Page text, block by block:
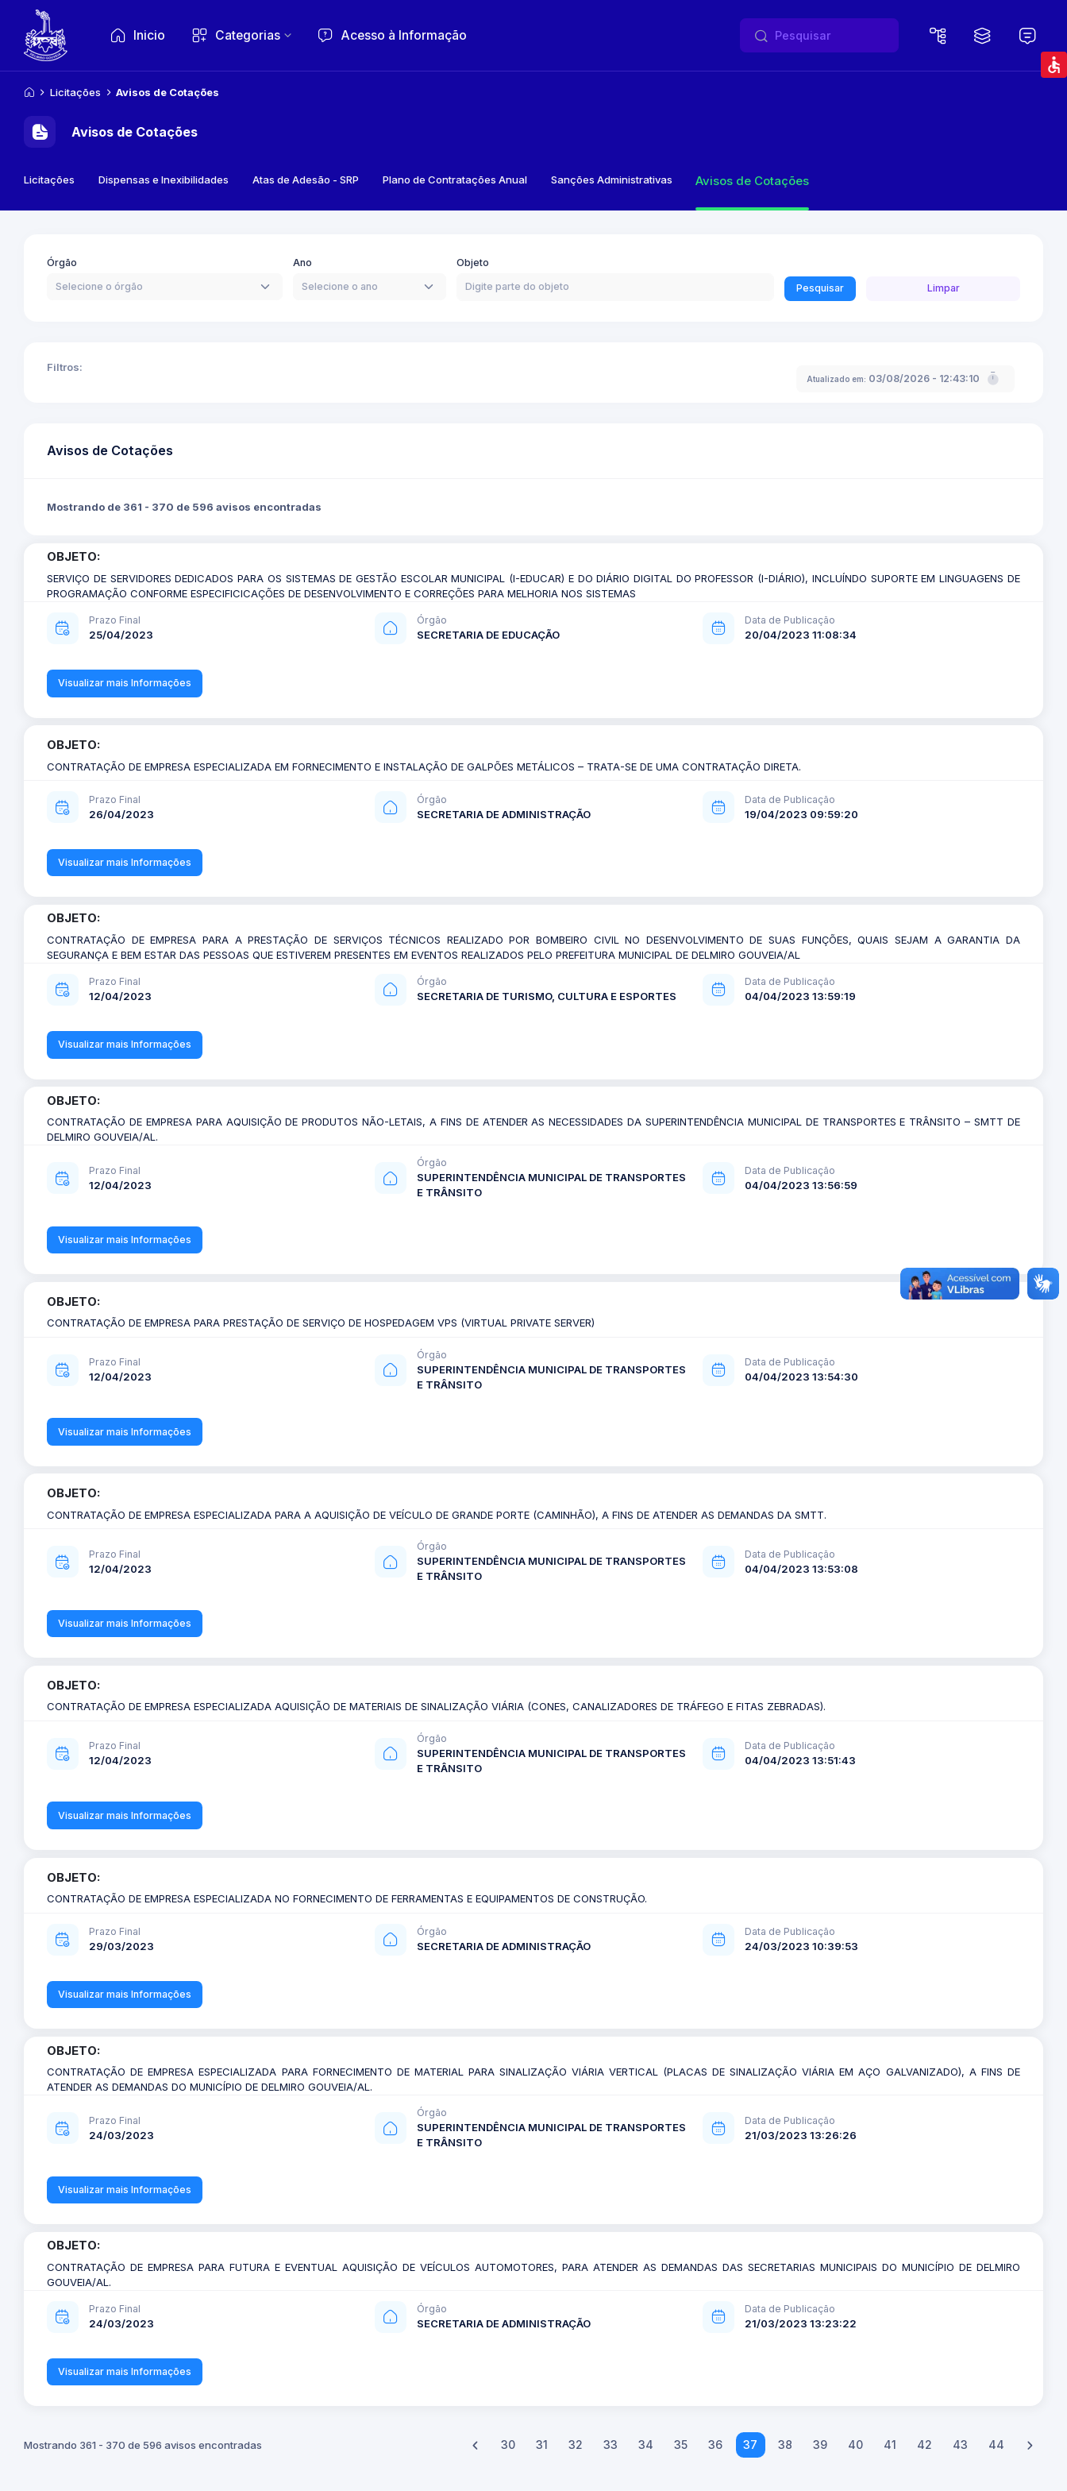
Inicio Categorias Acesso à Informação
Licitações Avisos de Cotações
Avisos de Cotações
Licitações Dispensas e Inexibilidades Atas de Adesão - SRP Plano de Contratações Anual Sanções Administrativas Avisos de Cotações
Órgão
Selecione o órgão
Ano
Selecione o ano
Objeto
Pesquisar Limpar
Filtros:
Atualizado em: 03/08/2026 - 12:43:10
Avisos de Cotações
Mostrando de 361 - 370 de 596 avisos encontradas
OBJETO:
SERVIÇO DE SERVIDORES DEDICADOS PARA OS SISTEMAS DE GESTÃO ESCOLAR MUNICIPAL (I-EDUCAR) E DO DIÁRIO DIGITAL DO PROFESSOR (I-DIÁRIO), INCLUÍNDO SUPORTE EM LINGUAGENS DE
PROGRAMAÇÃO CONFORME ESPECIFICICAÇÕES DE DESENVOLVIMENTO E CORREÇÕES PARA MELHORIA NOS SISTEMAS
Prazo Final
25/04/2023
Órgão
SECRETARIA DE EDUCAÇÃO
Data de Publicação
20/04/2023 11:08:34
Visualizar mais Informações
OBJETO:
CONTRATAÇÃO DE EMPRESA ESPECIALIZADA EM FORNECIMENTO E INSTALAÇÃO DE GALPÕES METÁLICOS – TRATA-SE DE UMA CONTRATAÇÃO DIRETA.
Prazo Final
26/04/2023
Órgão
SECRETARIA DE ADMINISTRAÇÃO
Data de Publicação
19/04/2023 09:59:20
Visualizar mais Informações
OBJETO:
CONTRATAÇÃO DE EMPRESA PARA A PRESTAÇÃO DE SERVIÇOS TÉCNICOS REALIZADO POR BOMBEIRO CIVIL NO DESENVOLVIMENTO DE SUAS FUNÇÕES, QUAIS SEJAM A GARANTIA DA
SEGURANÇA E BEM ESTAR DAS PESSOAS QUE ESTIVEREM PRESENTES EM EVENTOS REALIZADOS PELO PREFEITURA MUNICIPAL DE DELMIRO GOUVEIA/AL
Prazo Final
12/04/2023
Órgão
SECRETARIA DE TURISMO, CULTURA E ESPORTES
Data de Publicação
04/04/2023 13:59:19
Visualizar mais Informações
OBJETO:
CONTRATAÇÃO DE EMPRESA PARA AQUISIÇÃO DE PRODUTOS NÃO-LETAIS, A FINS DE ATENDER AS NECESSIDADES DA SUPERINTENDÊNCIA MUNICIPAL DE TRANSPORTES E TRÂNSITO – SMTT DE
DELMIRO GOUVEIA/AL.
Prazo Final
12/04/2023
Órgão
SUPERINTENDÊNCIA MUNICIPAL DE TRANSPORTES
E TRÂNSITO
Data de Publicação
04/04/2023 13:56:59
Visualizar mais Informações
OBJETO:
CONTRATAÇÃO DE EMPRESA PARA PRESTAÇÃO DE SERVIÇO DE HOSPEDAGEM VPS (VIRTUAL PRIVATE SERVER)
Prazo Final
12/04/2023
Órgão
SUPERINTENDÊNCIA MUNICIPAL DE TRANSPORTES
E TRÂNSITO
Data de Publicação
04/04/2023 13:54:30
Visualizar mais Informações
OBJETO:
CONTRATAÇÃO DE EMPRESA ESPECIALIZADA PARA A AQUISIÇÃO DE VEÍCULO DE GRANDE PORTE (CAMINHÃO), A FINS DE ATENDER AS DEMANDAS DA SMTT.
Prazo Final
12/04/2023
Órgão
SUPERINTENDÊNCIA MUNICIPAL DE TRANSPORTES
E TRÂNSITO
Data de Publicação
04/04/2023 13:53:08
Visualizar mais Informações
OBJETO:
CONTRATAÇÃO DE EMPRESA ESPECIALIZADA AQUISIÇÃO DE MATERIAIS DE SINALIZAÇÃO VIÁRIA (CONES, CANALIZADORES DE TRÁFEGO E FITAS ZEBRADAS).
Prazo Final
12/04/2023
Órgão
SUPERINTENDÊNCIA MUNICIPAL DE TRANSPORTES
E TRÂNSITO
Data de Publicação
04/04/2023 13:51:43
Visualizar mais Informações
OBJETO:
CONTRATAÇÃO DE EMPRESA ESPECIALIZADA NO FORNECIMENTO DE FERRAMENTAS E EQUIPAMENTOS DE CONSTRUÇÃO.
Prazo Final
29/03/2023
Órgão
SECRETARIA DE ADMINISTRAÇÃO
Data de Publicação
24/03/2023 10:39:53
Visualizar mais Informações
OBJETO:
CONTRATAÇÃO DE EMPRESA ESPECIALIZADA PARA FORNECIMENTO DE MATERIAL PARA SINALIZAÇÃO VIÁRIA VERTICAL (PLACAS DE SINALIZAÇÃO VIÁRIA EM AÇO GALVANIZADO), A FINS DE
ATENDER AS DEMANDAS DO MUNICÍPIO DE DELMIRO GOUVEIA/AL.
Prazo Final
24/03/2023
Órgão
SUPERINTENDÊNCIA MUNICIPAL DE TRANSPORTES
E TRÂNSITO
Data de Publicação
21/03/2023 13:26:26
Visualizar mais Informações
OBJETO:
CONTRATAÇÃO DE EMPRESA PARA FUTURA E EVENTUAL AQUISIÇÃO DE VEÍCULOS AUTOMOTORES, PARA ATENDER AS DEMANDAS DAS SECRETARIAS MUNICIPAIS DO MUNICÍPIO DE DELMIRO
GOUVEIA/AL.
Prazo Final
24/03/2023
Órgão
SECRETARIA DE ADMINISTRAÇÃO
Data de Publicação
21/03/2023 13:23:22
Visualizar mais Informações
Mostrando 361 - 370 de 596 avisos encontradas 30 31 32 33 34 35 36 37 38 39 40 41 42 43 44